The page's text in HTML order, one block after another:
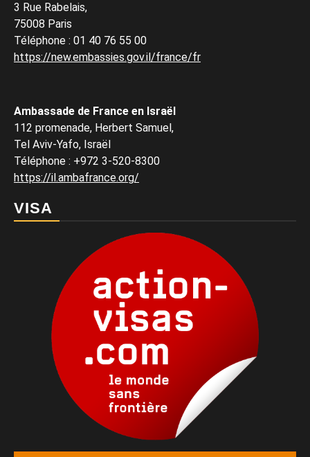
3 Rue Rabelais,
75008 Paris
Téléphone : 01 40 76 55 00
https://new.embassies.gov.il/france/fr
Ambassade de France en Israël
112 promenade, Herbert Samuel,
Tel Aviv-Yafo, Israël
Téléphone : +972 3-520-8300
https://il.ambafrance.org/
VISA